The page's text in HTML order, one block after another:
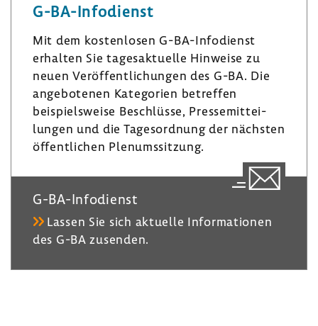
d
n
­
r
a
m
k
G-​BA-Infodienst
Mit dem kosten­losen G-​BA-Infodienst
erhalten Sie tages­ak­tu­elle Hinweise zu
neuen Veröf­fent­li­chungen des G-BA. Die
ange­bo­tenen Kate­go­rien betreffen
beispiels­weise Beschlüsse, Pres­se­mit­tei­
lungen und die Tages­ord­nung der nächsten
öffent­li­chen Plenumssit­zung.
G-​BA-Infodienst
Lassen Sie sich aktu­elle Infor­ma­tionen
des G-BA zusenden.